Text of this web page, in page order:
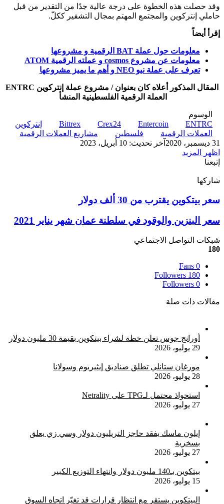
وقد حصلت هذه الخطوة على درجة عالية جدًا من التقدير من قبل
حاملي إنتركوين والمجتمع المهتم بمجال التشفير ككلّ.
إقرأ أيضاً
معلومات حول عملة BAT الرقمية و مشروعها
معلومات عن مشروع cosmos و عملته الرقمية ATOM
تعرف على عملة نيو NEO و أهم ما يميز مشروعها
المقال المذكور أعلاه كان بعنوان / مشروع عملة إنتركوين ENTRC
العملة الرقمية الفلسطينية المنشأ
الوسوم
Bittrex
Crex24 Entercoin ENTRC
إنتركوين
العملات الرقمية
فلسطين
مشاريع العملات الرقمية
31 ديسمبر، 2020
آخر تحديث: 10 أبريل، 2023
اظهر المزيد
إتبعنا
شاركها
سعر
بيتكوين
يقترب
من
30
ألف
سعر بيتكوين يقترب من 30 ألف دولار
سعر
البنزين
والوقود
في
عمان
شهر
يناير
سعر البنزين والوقود في سلطنة عمان شهر يناير 2021
شبكات التواصل الاجتماعي
180
0
Fans
180
Followers
0
Followers
مقالات ذات صلة
أورانج جوس تعلن خطة لشراء بيتكوين بقيمة 30 مليون دولار
29 يوليو، 2026
مورغان ستانلي تطلق صناديق إيثيريوم وسولانا
28 يوليو، 2026
استحواذ محتمل لـTPG على Netrality
27 يوليو، 2026
إيلون ماسك يفقد حاجز التريليون دولار وسي زي يعلق
بسخرية
27 يوليو، 2026
بيتكوين بـ140 مليون دولار وانتهاء التوزيع الكبير
15 يوليو، 2026
البيتكوين يستقر مع انتظار قرارات قد تغيّر اتجاه السوق